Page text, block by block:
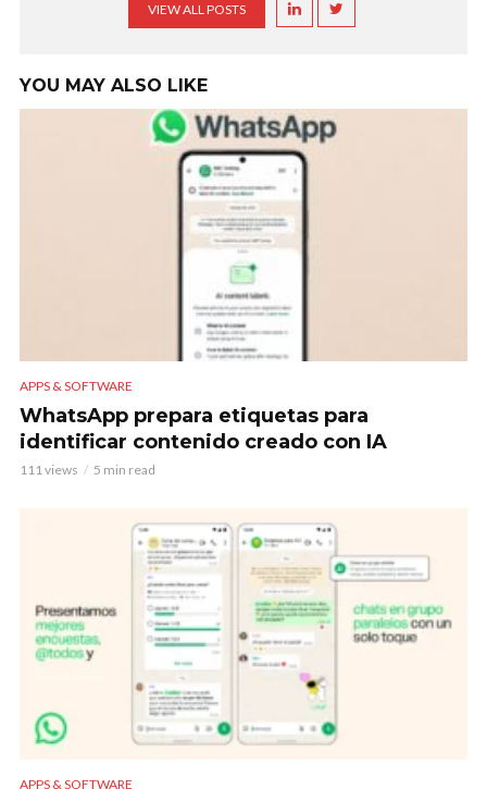
VIEW ALL POSTS
YOU MAY ALSO LIKE
APPS & SOFTWARE
WhatsApp prepara etiquetas para
identificar contenido creado con IA
111 views 5 min read
APPS & SOFTWARE